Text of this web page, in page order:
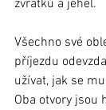
zvratků a jehel.
Všechno své
příjezdu
užívat, jak se
Oba otvory jsou